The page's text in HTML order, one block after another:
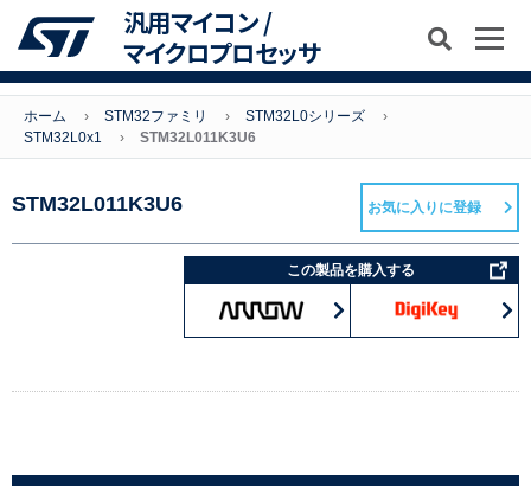
汎用マイコン /
マイクロプロセッサ
ホーム STM32ファミリ
STM32L0シリーズ
STM32L0x1
STM32L011K3U6
STM32L011K3U6
この製品を購入する
お気に入りに登録